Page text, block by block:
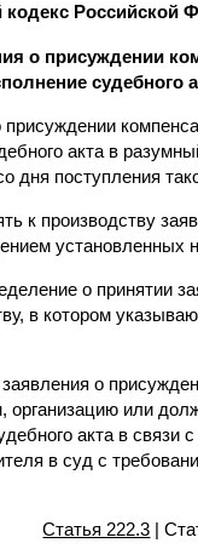
Российской
о присуждении
судебного
присуждении
акта в
дня поступления
к производству
о принятии
в котором
о
организацию или
акта в связи
в суд с
Статья 222.3 |